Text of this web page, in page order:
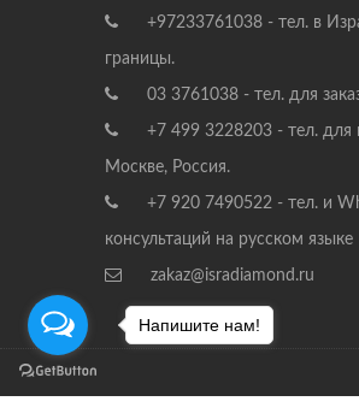
+97233761038 - тел. в
границы.
03 3761038 - тел. для
+7 499 3228203 - тел. для
Москве, Россия.
+7 920 7490522 - тел. и
консультаций на русском языке
zakaz@isradiamond.ru
Напишите нам!